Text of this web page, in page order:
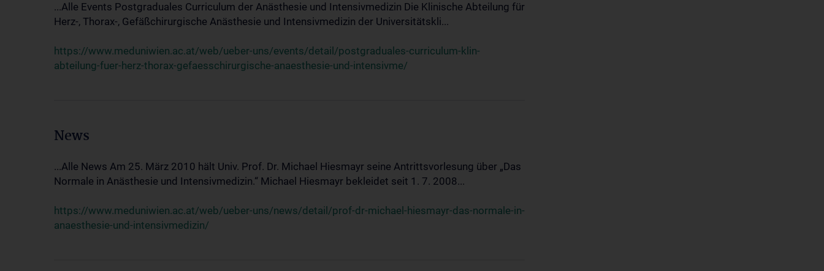
...Alle Events Postgraduales Curriculum der Anästhesie und Intensivmedizin Die Klinische Abteilung für
Herz-, Thorax-, Gefäßchirurgische Anästhesie und Intensivmedizin der Universitätskli...
https://www.meduniwien.ac.at/web/ueber-uns/events/detail/postgraduales-curriculum-klin-
abteilung-fuer-herz-thorax-gefaesschirurgische-anaesthesie-und-intensivme/
News
...Alle News Am 25. März 2010 hält Univ. Prof. Dr. Michael Hiesmayr seine Antrittsvorlesung über „Das
Normale in Anästhesie und Intensivmedizin.“ Michael Hiesmayr bekleidet seit 1. 7. 2008...
https://www.meduniwien.ac.at/web/ueber-uns/news/detail/prof-dr-michael-hiesmayr-das-normale-in-
anaesthesie-und-intensivmedizin/